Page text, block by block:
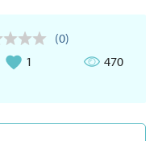
(0)
1 470